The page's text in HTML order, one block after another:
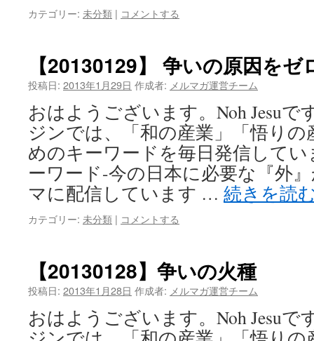
カテゴリー: 未分類 | コメントする
【20130129】 争いの原因を
投稿日: 2013年1月29日 作成者: メルマガ運営チーム
おはようございます。Noh Jesuで
ジンでは、「和の産業」「悟り
めのキーワードを毎日発信して
ーワード-今の日本に必要な『外
マに配信しています … 続きを読
カテゴリー: 未分類 | コメントする
【20130128】争いの火種
投稿日: 2013年1月28日 作成者: メルマガ運営チーム
おはようございます。Noh Jesuで